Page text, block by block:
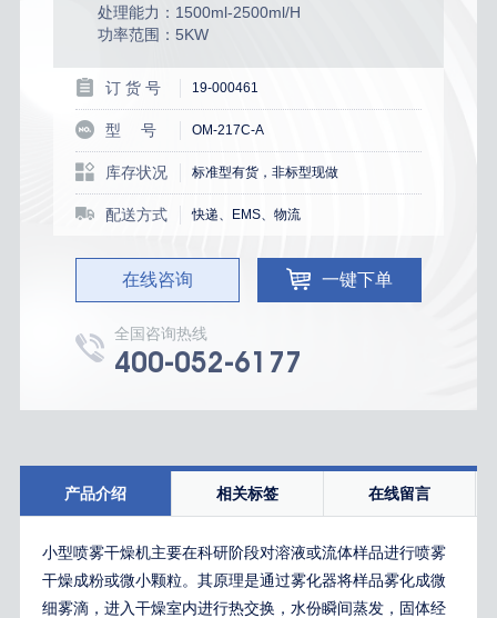
处理能力：1500ml-2500ml/H
功率范围：5KW
订 货 号 19-000461
型 号 OM-217C-A
库存状况 标准型有货，非标型现做
配送方式 快递、EMS、物流
在线咨询 一键下单
全国咨询热线
400-052-6177
产品介绍 相关标签 在线留言
小型喷雾干燥机主要在科研阶段对溶液或流体样品进行喷雾
干燥成粉或微小颗粒。其原理是通过雾化器将样品雾化成微
细雾滴，进入干燥室内进行热交换，水份瞬间蒸发，固体经